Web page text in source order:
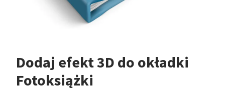
Dodaj efekt 3D do okładki
Fotoksiążki